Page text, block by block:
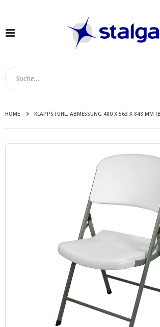
Navigation
HOME KLAPPSTUHL, ABMESSUNG 480 X 563 X 848 MM
Zum